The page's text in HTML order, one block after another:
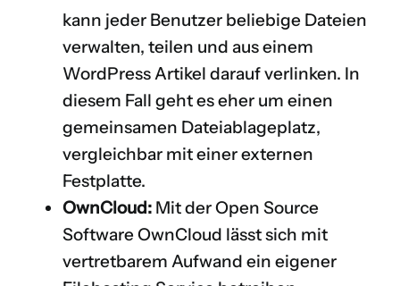
kann jeder Benutzer beliebige Dateien
verwalten, teilen und aus einem
WordPress Artikel darauf verlinken. In
diesem Fall geht es eher um einen
gemeinsamen Dateiablageplatz,
vergleichbar mit einer externen
Festplatte.
OwnCloud: Mit der Open Source
Software OwnCloud lässt sich mit
vertretbarem Aufwand ein eigener